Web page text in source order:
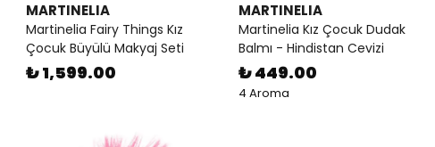
MARTINELIA
Martinelia Fairy Things Kız
Çocuk Büyülü Makyaj Seti
₺ 1,599.00
MARTINELIA
Martinelia Kız Çocuk Dudak
Balmı - Hindistan Cevizi
₺ 449.00
4 Aroma